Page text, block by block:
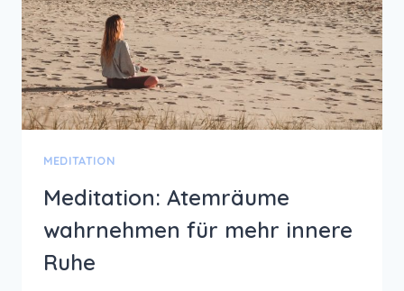
MEDITATION
Meditation: Atemräume
wahrnehmen für mehr innere
Ruhe